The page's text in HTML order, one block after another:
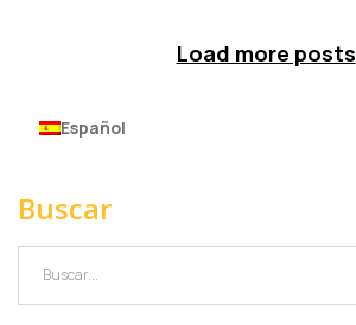
Load more posts
Español
Buscar